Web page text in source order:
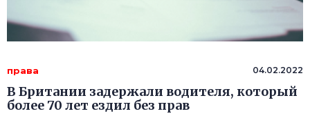
права 04.02.2022
В Британии задержали водителя, который
более 70 лет ездил без прав